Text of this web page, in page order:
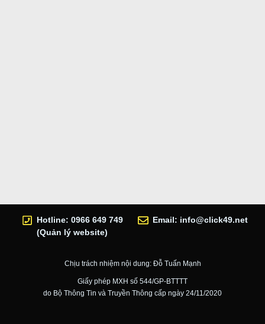
Hotline: 0966 649 749
(Quản lý website)
Email: info@click49.net
Chịu trách nhiệm nội dung: Đỗ Tuấn Mạnh
Giấy phép MXH số 544/GP-BTTTT
do Bộ Thông Tin và Truyền Thông cấp ngày 24/11/2020